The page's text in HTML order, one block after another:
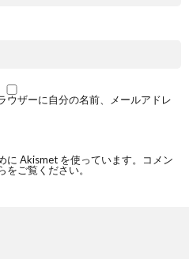
ウザーに自分の名前、メールアドレ
Akismet を使っています。
コメン
をご覧ください。